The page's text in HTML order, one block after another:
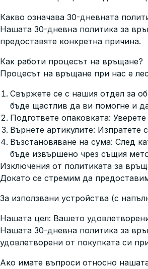
Какво означава 30-дневната
Нашата 30-дневна политика за
предоставяте конкретна причина.
Как работи процесът на връщане?
Процесът на връщане при нас е
Свържете се с нашия отдел за
бъде щастлив да ви помогне и
Подгответе опаковката:
Върнете артикулите: Изпратете
Възстановяване на сума: След
бъде извършено чрез същия
Изключения от политиката за
Докато се стремим да
За използвани устройства (с
Нашата цел: Вашето
Нашата 30-дневна политика за
удовлетворени от покупката си
Ако имате въпроси относно